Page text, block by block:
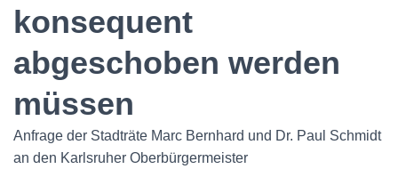
konsequent
abgeschoben werden
müssen
Anfrage der Stadträte Marc Bernhard und Dr. Paul Schmidt
an den Karlsruher Oberbürgermeister